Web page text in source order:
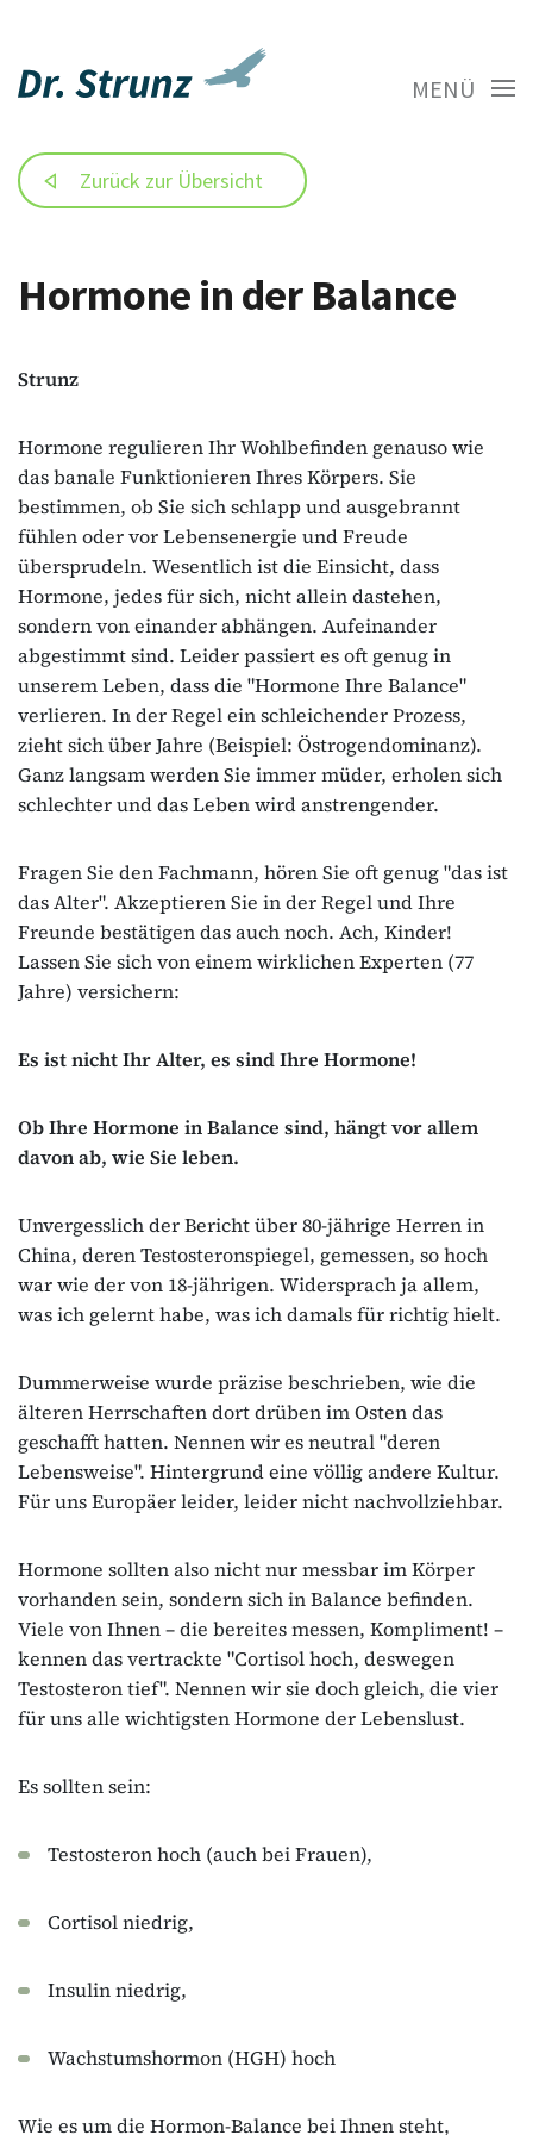
MENÜ
Zurück zur Übersicht
Hormone in der Balance
Strunz
Hormone regulieren Ihr Wohlbefinden genauso wie
das banale Funktionieren Ihres Körpers. Sie
bestimmen, ob Sie sich schlapp und ausgebrannt
fühlen oder vor Lebensenergie und Freude
übersprudeln. Wesentlich ist die Einsicht, dass
Hormone, jedes für sich, nicht allein dastehen,
sondern von einander abhängen. Aufeinander
abgestimmt sind. Leider passiert es oft genug in
unserem Leben, dass die "Hormone Ihre Balance"
verlieren. In der Regel ein schleichender Prozess,
zieht sich über Jahre (Beispiel: Östrogendominanz).
Ganz langsam werden Sie immer müder, erholen sich
schlechter und das Leben wird anstrengender.
Fragen Sie den Fachmann, hören Sie oft genug "das ist
das Alter". Akzeptieren Sie in der Regel und Ihre
Freunde bestätigen das auch noch. Ach, Kinder!
Lassen Sie sich von einem wirklichen Experten (77
Jahre) versichern:
Es ist nicht Ihr Alter, es sind Ihre Hormone!
Ob Ihre Hormone in Balance sind, hängt vor allem
davon ab, wie Sie leben.
Unvergesslich der Bericht über 80-jährige Herren in
China, deren Testosteronspiegel, gemessen, so hoch
war wie der von 18-jährigen. Widersprach ja allem,
was ich gelernt habe, was ich damals für richtig hielt.
Dummerweise wurde präzise beschrieben, wie die
älteren Herrschaften dort drüben im Osten das
geschafft hatten. Nennen wir es neutral "deren
Lebensweise". Hintergrund eine völlig andere Kultur.
Für uns Europäer leider, leider nicht nachvollziehbar.
Hormone sollten also nicht nur messbar im Körper
vorhanden sein, sondern sich in Balance befinden.
Viele von Ihnen – die bereites messen, Kompliment! –
kennen das vertrackte "Cortisol hoch, deswegen
Testosteron tief". Nennen wir sie doch gleich, die vier
für uns alle wichtigsten Hormone der Lebenslust.
Es sollten sein:
Testosteron hoch (auch bei Frauen),
Cortisol niedrig,
Insulin niedrig,
Wachstumshormon (HGH) hoch
Wie es um die Hormon-Balance bei Ihnen steht,